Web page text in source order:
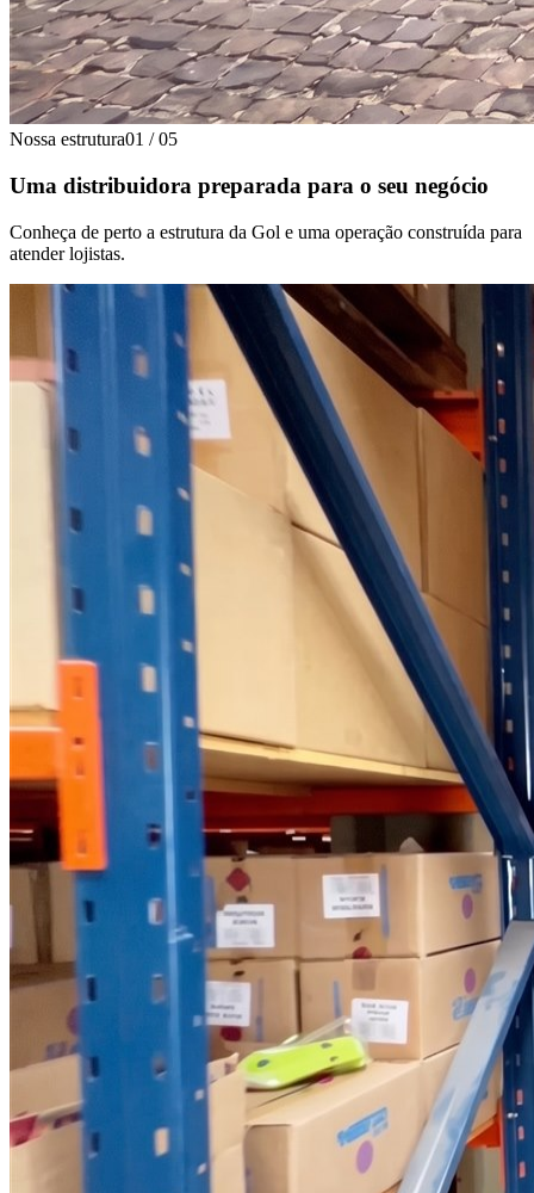
Nossa estrutura01 / 05
Uma distribuidora preparada para o seu negócio
Conheça de perto a estrutura da Gol e uma operação construída para
atender lojistas.